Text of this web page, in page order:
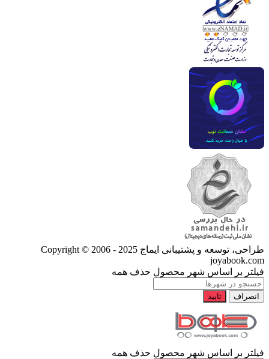
طراحی، توسعه و پشتیبانی ایماج Copyright © 2006 - 2025
joyabook.com
فیلتر بر اساس شهر محصول حذف همه
انصراف تایید
فیلتر بر اساس شهر محصول حذف همه